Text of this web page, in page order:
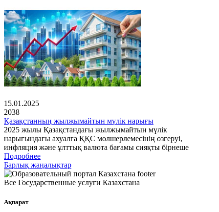
15.01.2025
2038
Қазақстанның жылжымайтын мүлік нарығы
2025 жылы Қазақстандағы жылжымайтын мүлік
нарығындағы ахуалға ҚҚС мөлшерлемесінің өзгеруі,
инфляция және ұлттық валюта бағамы сияқты бірнеше
Подробнее
Барлық жаңалықтар
Все Государственные услуги Казахстана
Ақпарат